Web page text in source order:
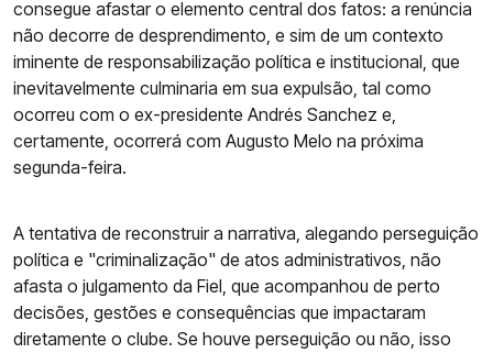
consegue afastar o elemento central dos fatos: a renúncia
não decorre de desprendimento, e sim de um contexto
iminente de responsabilização política e institucional, que
inevitavelmente culminaria em sua expulsão, tal como
ocorreu com o ex-presidente Andrés Sanchez e,
certamente, ocorrerá com Augusto Melo na próxima
segunda-feira.
A tentativa de reconstruir a narrativa, alegando perseguição
política e "criminalização" de atos administrativos, não
afasta o julgamento da Fiel, que acompanhou de perto
decisões, gestões e consequências que impactaram
diretamente o clube. Se houve perseguição ou não, isso